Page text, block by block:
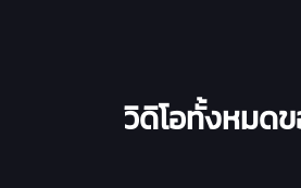
วิดิโอทั้งหมด